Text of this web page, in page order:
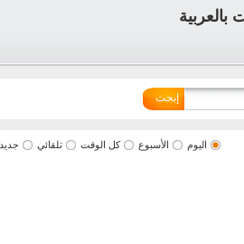
إبحث
اليوم الأسبوع كل الوقت تلقائي جديد